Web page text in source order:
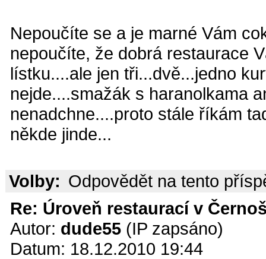
Nepoučíte se a je marné Vám
nepoučíte, že dobrá restaurace
lístku....ale jen tři...dvě...jedno
nejde....smažák s haranolkama
nenadchne....proto stále říkám
někde jinde...
Volby: Odpovědět na tento
Re: Úroveň restaurací v
Autor: dude55 (IP zapsáno)
Datum: 18.12.2010 19:44